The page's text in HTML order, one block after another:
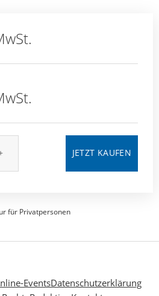
für Privatpersonen
EventsDatenschutzerklärung